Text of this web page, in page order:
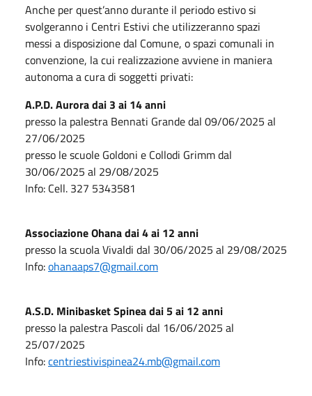
Anche per quest’anno durante il periodo estivo si
svolgeranno i Centri Estivi che utilizzeranno spazi
messi a disposizione dal Comune, o spazi comunali in
convenzione, la cui realizzazione avviene in maniera
autonoma a cura di soggetti privati:
A.P.D. Aurora dai 3 ai 14 anni
presso la palestra Bennati Grande dal 09/06/2025 al
27/06/2025
presso le scuole Goldoni e Collodi Grimm dal
30/06/2025 al 29/08/2025
Info: Cell. 327 5343581
Associazione Ohana dai 4 ai 12 anni
presso la scuola Vivaldi dal 30/06/2025 al 29/08/2025
Info:ohanaaps7@gmail.com
A.S.D. Minibasket Spinea dai 5 ai 12 anni
presso la palestra Pascoli dal 16/06/2025 al
25/07/2025
Info:centriestivispinea24.mb@gmail.com